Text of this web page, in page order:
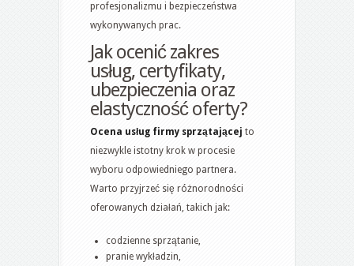
profesjonalizmu i bezpieczeństwa
wykonywanych prac.
Jak ocenić zakres
usług, certyfikaty,
ubezpieczenia oraz
elastyczność oferty?
Ocena usług firmy sprzątającej to
niezwykle istotny krok w procesie
wyboru odpowiedniego partnera.
Warto przyjrzeć się różnorodności
oferowanych działań, takich jak:
codzienne sprzątanie,
pranie wykładzin,